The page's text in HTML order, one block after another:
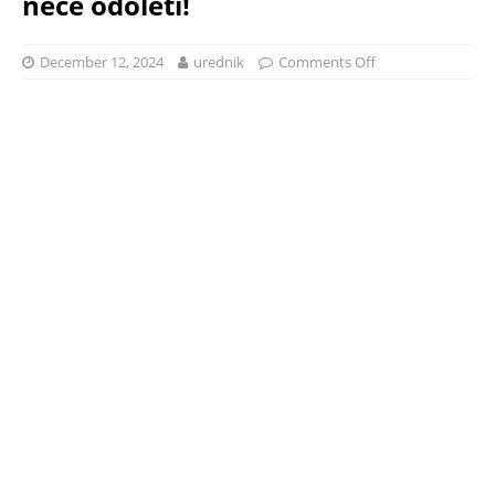
December 12, 2024 urednik Comments Off